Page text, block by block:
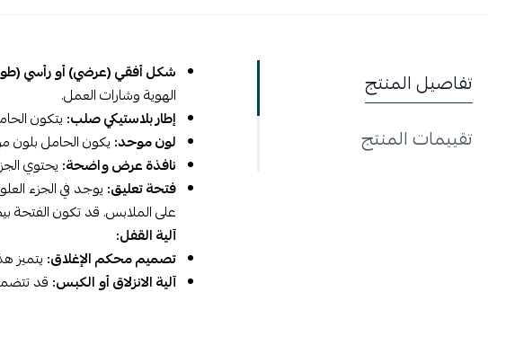
تفاصيل المنتج
تقييمات المنتج
شكل أفقي (عرضي) أو رأسي
الهوية وشارات العمل.
إطار بلاستيكي صلب: يتكون
لون موحد: يكون الحامل بلون
نافذة عرض واضحة: يحتوي
فتحة تعليق:
على الملابس. قد تكون الفتحة
آلية القفل:
تصميم محكم الإغلاق: يتميز
آلية الانزلاق أو الكبس: قد